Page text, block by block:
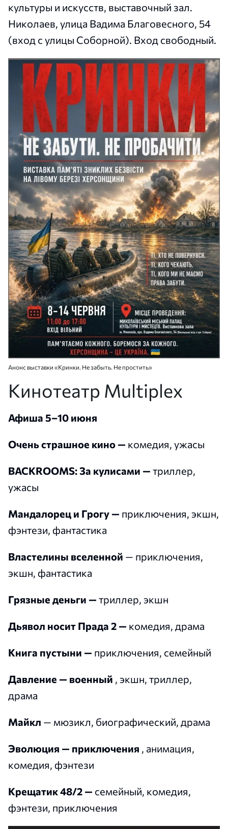
культуры и искусств, выставочный зал.
Николаев, улица Вадима Благовесного, 54
(вход с улицы Соборной). Вход свободный.
Анонс выставки «Кринки. Не забыть. Не простить»
Кинотеатр Multiplex
Афиша 5–10 июня
Очень страшное кино — комедия, ужасы
BACKROOMS: За кулисами — триллер,
ужасы
Мандалорец и Грогу — приключения, экшн,
фэнтези, фантастика
Властелины вселенной — приключения,
экшн, фантастика
Грязные деньги — триллер, экшн
Дьявол носит Прада 2 — комедия, драма
Книга пустыни — приключения, семейный
Давление — военный , экшн, триллер,
драма
Майкл — мюзикл, биографический, драма
Эволюция — приключения , анимация,
комедия, фэнтези
Крещатик 48/2 — семейный, комедия,
фэнтези, приключения